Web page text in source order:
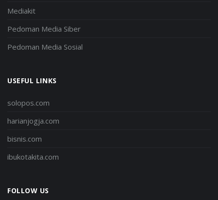
Mediakit
Pedoman Media Siber
Pedoman Media Sosial
USEFUL LINKS
solopos.com
harianjogja.com
bisnis.com
ibukotakita.com
FOLLOW US